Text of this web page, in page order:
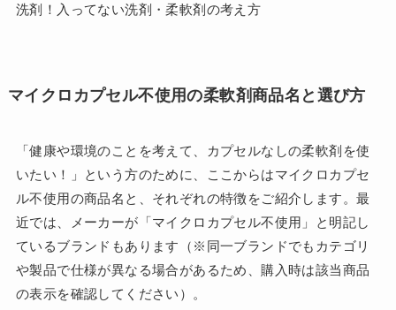
洗剤！入ってない洗剤・柔軟剤の考え方
マイクロカプセル不使用の柔軟剤商品名と選び方
「健康や環境のことを考えて、カプセルなしの柔軟剤を使
いたい！」という方のために、ここからはマイクロカプセ
ル不使用の商品名と、それぞれの特徴をご紹介します。最
近では、メーカーが「マイクロカプセル不使用」と明記し
ているブランドもあります（※同一ブランドでもカテゴリ
や製品で仕様が異なる場合があるため、購入時は該当商品
の表示を確認してください）。